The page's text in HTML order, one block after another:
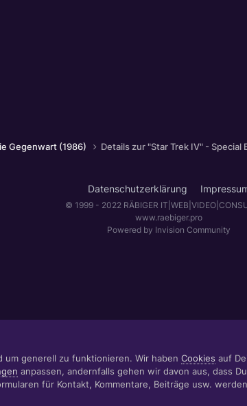
Gegenwart (1986) Details zur "Star Trek IV" - Special
Datenschutzerklärung
© 1999 - 2022 RÄBIGER
www.raebiger.pro
Powered by Invision Community
generell zu funktionieren. Wir haben Cookies auf
anpassen, andernfalls gehen wir davon aus, dass
für Kontakt, Kommentare, Beiträge usw.